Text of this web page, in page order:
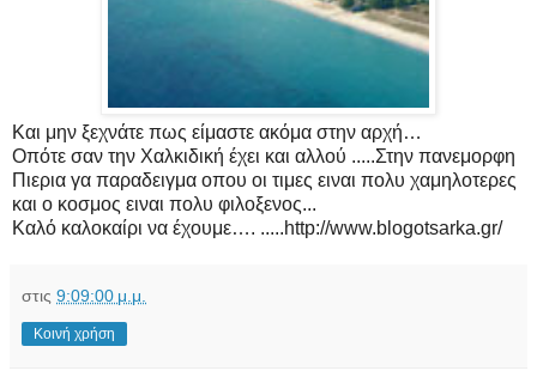
Και μην ξεχνάτε πως είμαστε ακόμα στην αρχή…
Οπότε σαν την Χαλκιδική έχει και αλλού .....Στην πανεμορφη
Πιερια γα παραδειγμα οπου οι τιμες ειναι πολυ χαμηλοτερες
και ο κοσμος ειναι πολυ φιλοξενος...
Καλό καλοκαίρι να έχουμε…. .....http://www.blogotsarka.gr/
στις 9:09:00 μ.μ.
Κοινή χρήση